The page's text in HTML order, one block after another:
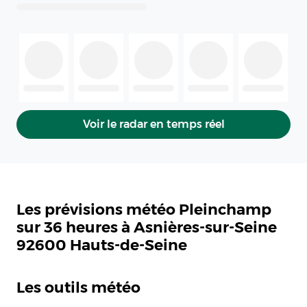
Voir le radar en temps réel
Les prévisions météo Pleinchamp
sur 36 heures à Asnières-sur-Seine
92600 Hauts-de-Seine
Les outils météo